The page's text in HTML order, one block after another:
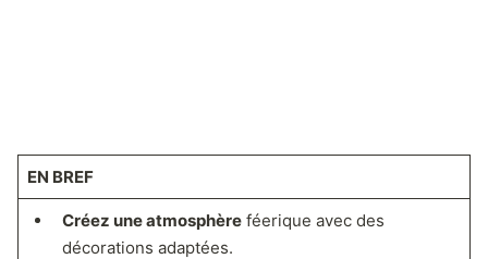
EN BREF
Créez une atmosphèreféerique avec des
décorations adaptées.